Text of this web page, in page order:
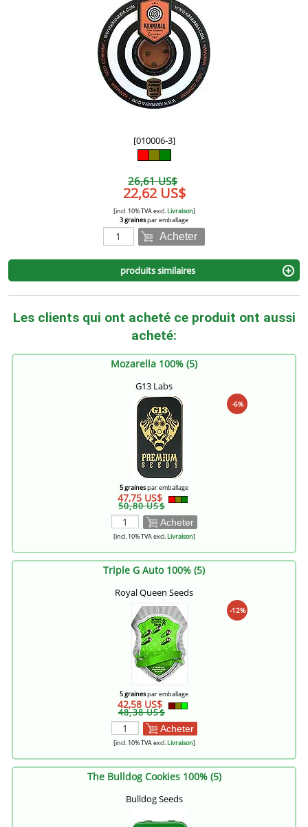
[010006-3]
26,61 US$
22,62 US$
[incl. 10% TVA excl. Livraison]
3 grainespar emballage
Acheter
produits similaires
Les clients qui ont acheté ce produit ont aussi
acheté:
Mozarella 100% (5)
G13 Labs
-6%
5 grainespar emballage
47,75 US$
50,80 US$
Acheter
[incl. 10% TVA excl.Livraison]
Triple G Auto 100% (5)
Royal Queen Seeds
-12%
5 grainespar emballage
42,58 US$
48,38 US$
Acheter
[incl. 10% TVA excl.Livraison]
The Bulldog Cookies 100% (5)
Bulldog Seeds